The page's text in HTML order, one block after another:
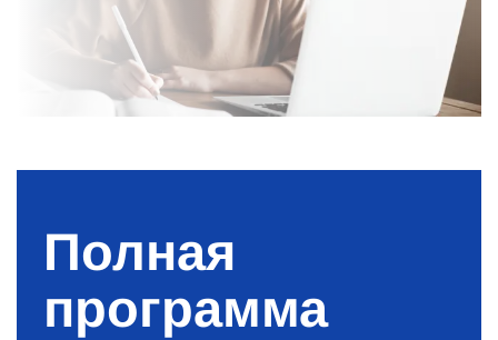
Полная
программа